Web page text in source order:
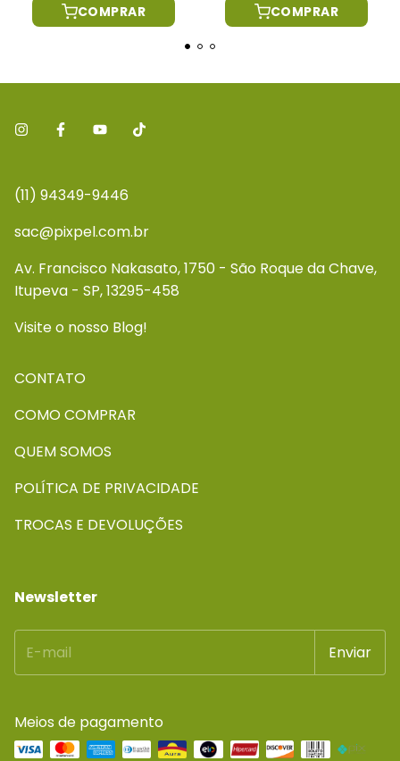
COMPRAR COMPRAR
(11) 94349-9446
sac@pixpel.com.br
Av. Francisco Nakasato, 1750 - São Roque da Chave,
Itupeva - SP, 13295-458
Visite o nosso Blog!
CONTATO
COMO COMPRAR
QUEM SOMOS
POLÍTICA DE PRIVACIDADE
TROCAS E DEVOLUÇÕES
Newsletter
Meios de pagamento